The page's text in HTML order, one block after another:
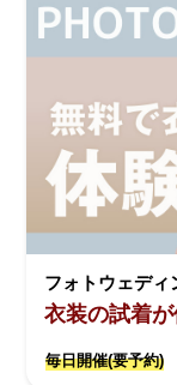
フォトウェディ
衣装の試着が
毎日開催(要予約)